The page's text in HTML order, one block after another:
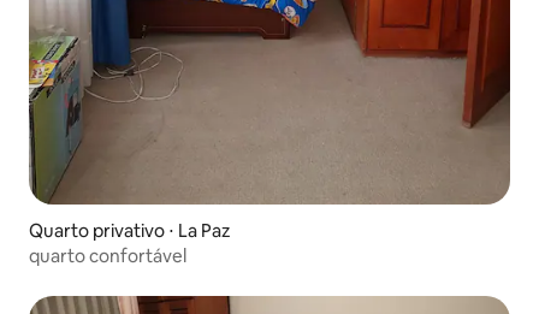
Quarto privativo ⋅ La Paz
quarto confortável